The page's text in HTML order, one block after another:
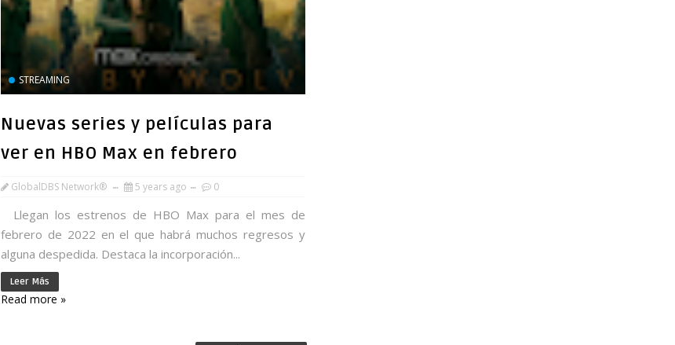
STREAMING
Nuevas series y películas para
ver en HBO Max en febrero
GlobalDBS Network® 5 years ago 0
Llegan los estrenos de HBO Max para el mes de
febrero de 2022 en el que habrá muchos regresos y
alguna despedida. Destaca la incorporación...
Leer Más
Read more »